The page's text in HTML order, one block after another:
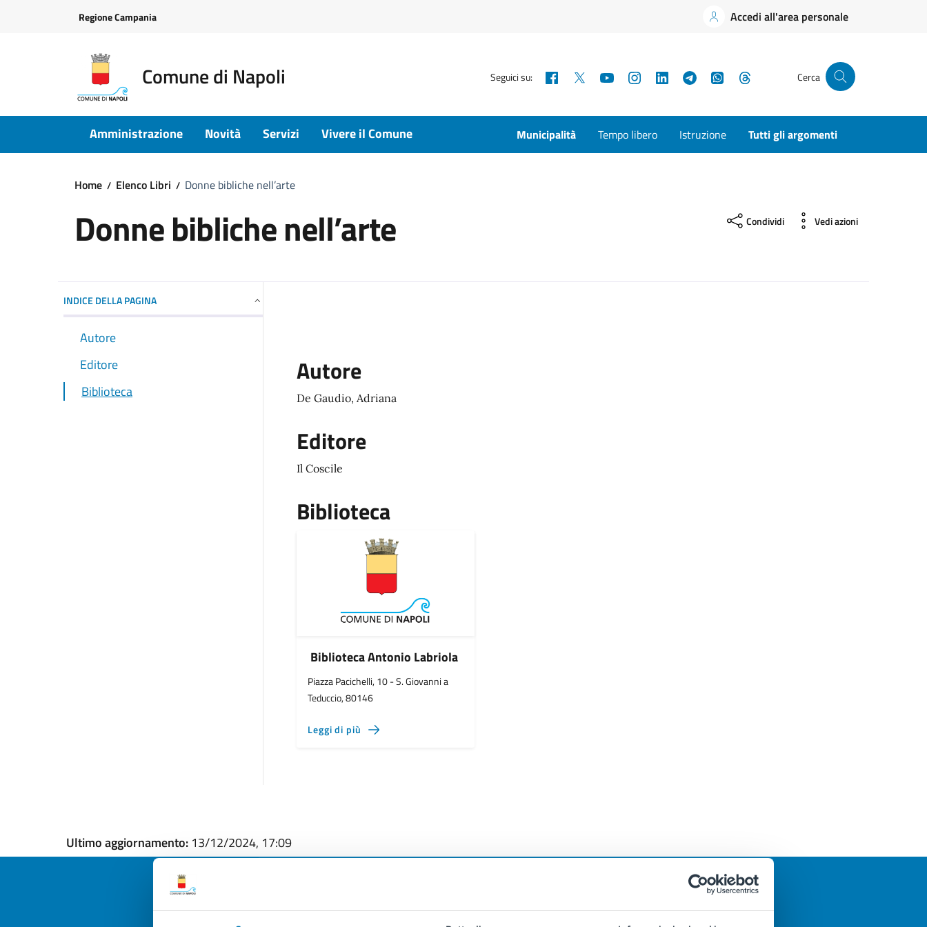
Regione Campania Accedi all'area personale
Comune di Napoli Seguici su: Facebook YouTubeInstagramLinkedInTelegramWhatsApp Cerca
Amministrazione Novità Servizi Vivere il Comune Municipalità Tempo libero Istruzione Tutti gli argomenti
Home Elenco Libri Donne bibliche nell’arte
Donne bibliche nell’arte Condividi Vedi azioni
INDICE DELLA PAGINA
Autore
Editore
Biblioteca
Autore
De Gaudio, Adriana
Editore
Il Coscile
Biblioteca
Biblioteca Antonio Labriola
Piazza Pacichelli, 10 - S. Giovanni a
Teduccio, 80146
Leggi di più
Ultimo aggiornamento: 13/12/2024, 17:09